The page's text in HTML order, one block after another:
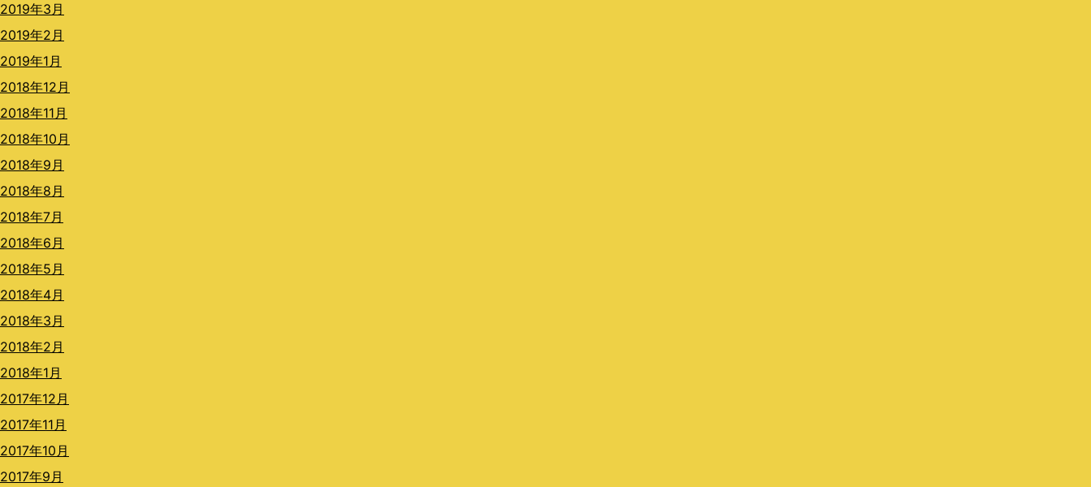
2019年3月
2019年2月
2019年1月
2018年12月
2018年11月
2018年10月
2018年9月
2018年8月
2018年7月
2018年6月
2018年5月
2018年4月
2018年3月
2018年2月
2018年1月
2017年12月
2017年11月
2017年10月
2017年9月